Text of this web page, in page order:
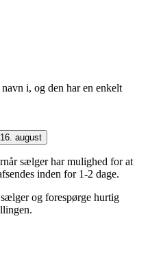
i, og den har en enkelt
august
sælger har mulighed for at
inden for 1-2 dage.
og forespørge hurtig